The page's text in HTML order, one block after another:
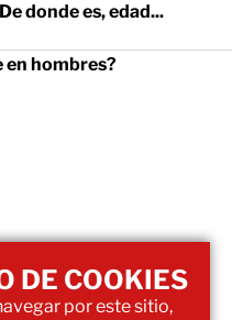
donde es, edad...
en hombres?
DE COOKIES
por este sitio,